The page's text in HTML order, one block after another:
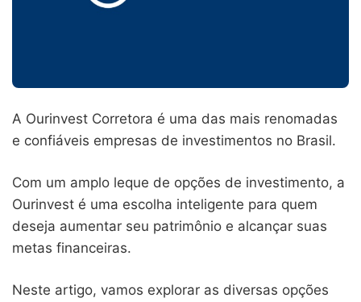
A Ourinvest Corretora é uma das mais renomadas
e confiáveis empresas de investimentos no Brasil.
Com um amplo leque de opções de investimento, a
Ourinvest é uma escolha inteligente para quem
deseja aumentar seu patrimônio e alcançar suas
metas financeiras.
Neste artigo, vamos explorar as diversas opções